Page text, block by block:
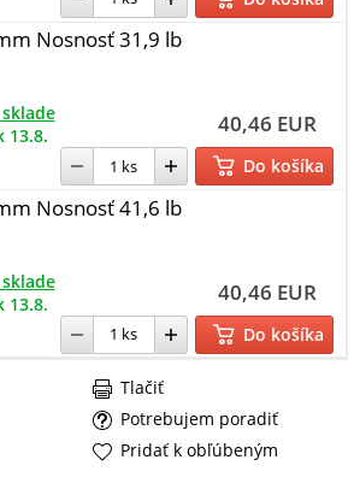
Nosnosť 31,9 lb
40,46 EUR
13.8.
Do košíka
Nosnosť 41,6 lb
40,46 EUR
13.8.
Do košíka
Potrebujem poradiť
Tlačiť
Pridať k obľúbeným